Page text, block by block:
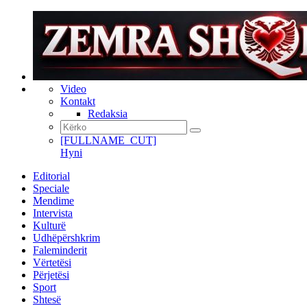
Video
Kontakt
Redaksia
[FULLNAME_CUT]
Hyni
Editorial
Speciale
Mendime
Intervista
Kulturë
Udhëpërshkrim
Faleminderit
Vërtetësi
Përjetësi
Sport
Shtesë